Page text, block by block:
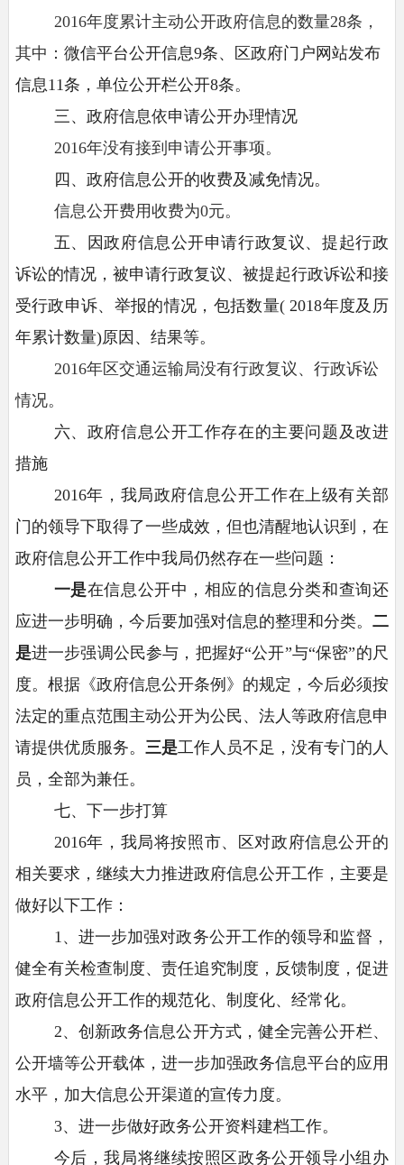
2016年度累计主动公开政府信息的数量28条，
其中： 微信平台公开信息9条、区政府门户网站发布
信息11条，单位公开栏公开8条。
三、政府信息依申请公开办理情况
2016年没有接到申请公开事项。
四、政府信息公开的收费及减免情况。
信息公开费用收费为0元。
五、因政府信息公开申请行政复议、提起行政
诉讼的情况，被申请行政复议、被提起行政诉讼和接
受行政申诉、举报的情况，包括数量( 2018年度及历
年累计数量)原因、结果等。
2016年区交通运输局没有行政复议、行政诉讼
情况。
六、政府信息公开工作存在的主要问题及改进
措施
2016年，我局政府信息公开工作在上级有关部
门的领导下取得了一些成效，但也清醒地认识到，在
政府信息公开工作中我局仍然存在一些问题：
一是在信息公开中，相应的信息分类和查询还
应进一步明确，今后要加强对信息的整理和分类。 二
是进一步强调公民参与，把握好“公开”与“保密”的尺
度。根据《政府信息公开条例》的规定，今后必须按
法定的重点范围主动公开为公民、法人等政府信息申
请提供优质服务。 三是工作人员不足，没有专门的人
员，全部为兼任。
七、下一步打算
2016年，我局将按照市、区对政府信息公开的
相关要求，继续大力推进政府信息公开工作，主要是
做好以下工作：
1、进一步加强对政务公开工作的领导和监督，
健全有关检查制度、责任追究制度，反馈制度，促进
政府信息公开工作的规范化、制度化、经常化。
2、创新政务信息公开方式，健全完善公开栏、
公开墙等公开载体，进一步加强政务信息平台的应用
水平，加大信息公开渠道的宣传力度。
3、进一步做好政务公开资料建档工作。
今后，我局将继续按照区政务公开领导小组办